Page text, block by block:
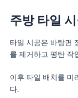
주방 타일
타일 시공은 바탕면
를 제거하고 평탄 작
이후 타일 배치를 미
다.